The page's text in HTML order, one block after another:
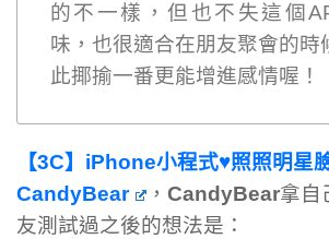
的不一樣，但也不失這個
味，也很適合在朋友聚會的時
此揶揄一番更能增進感情喔！
【3C】iPhone小程式♥照照明星
CandyBear
， CandyBear拿自
友測試過之後的想法是：